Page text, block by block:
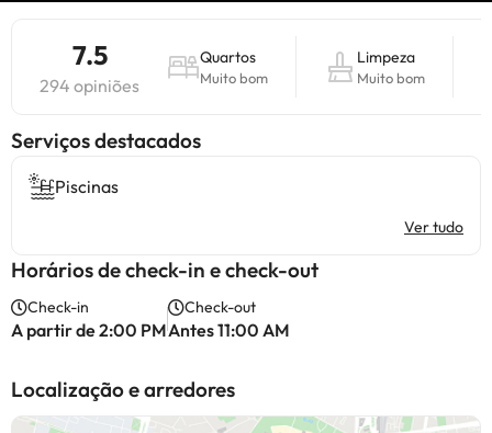
7.5
294 opiniões
Quartos
Muito bom
Limpeza
Muito bom
Serviços destacados
Piscinas
Ver tudo
Horários de check-in e check-out
Check-in
A partir de 2:00 PM
Check-out
Antes 11:00 AM
Localização e arredores